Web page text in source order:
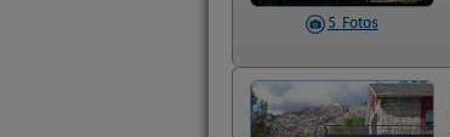
5 Fotos